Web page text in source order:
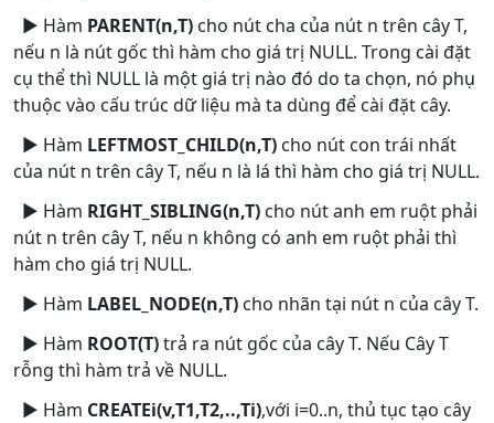
► Hàm PARENT(n,T) cho nút cha của nút n trên cây T,
nếu n là nút gốc thì hàm cho giá trị NULL. Trong cài đặt
cụ thể thì NULL là một giá trị nào đó do ta chọn, nó phụ
thuộc vào cấu trúc dữ liệu mà ta dùng để cài đặt cây.
► Hàm LEFTMOST_CHILD(n,T) cho nút con trái nhất
của nút n trên cây T, nếu n là lá thì hàm cho giá trị NULL.
► Hàm RIGHT_SIBLING(n,T) cho nút anh em ruột phải
nút n trên cây T, nếu n không có anh em ruột phải thì
hàm cho giá trị NULL.
► Hàm LABEL_NODE(n,T) cho nhãn tại nút n của cây T.
► Hàm ROOT(T)trả ra nút gốc của cây T. Nếu Cây T
rỗng thì hàm trả về NULL.
► Hàm CREATEi(v,T1,T2,..,Ti),với i=0..n, thủ tục tạo cây